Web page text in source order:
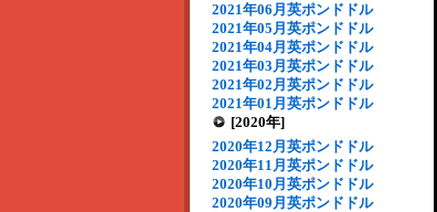
2021年06月英ポンドドル
2021年05月英ポンドドル
2021年04月英ポンドドル
2021年03月英ポンドドル
2021年02月英ポンドドル
2021年01月英ポンドドル
[2020年]
2020年12月英ポンドドル
2020年11月英ポンドドル
2020年10月英ポンドドル
2020年09月英ポンドドル